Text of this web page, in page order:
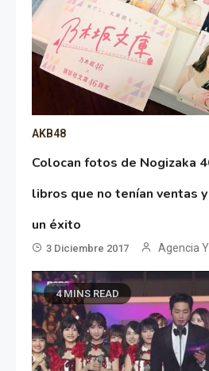
AKB48
Colocan fotos de Nogizaka
libros que no tenían ventas
un éxito
3 Diciembre 2017 Agencia
4 MINS READ